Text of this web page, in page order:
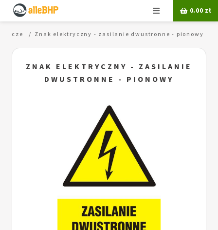
Menu 0.00 zł
Znak elektryczny - zasilanie dwustronne - pionowy
ZNAK ELEKTRYCZNY - ZASILANIE
DWUSTRONNE - PIONOWY